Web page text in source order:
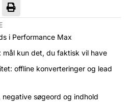
i Performance Max
kun det, du faktisk vil have
offline konverteringer og lead
søgeord og indhold